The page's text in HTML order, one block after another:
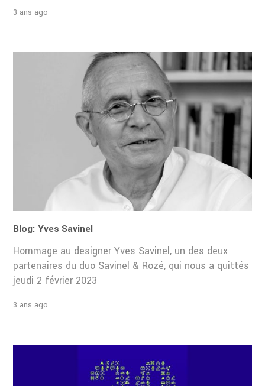
3 ans ago
Blog: Yves Savinel
Hommage au designer Yves Savinel, un des deux
partenaires du duo Savinel & Rozé, qui nous a quittés
jeudi 2 février 2023
3 ans ago